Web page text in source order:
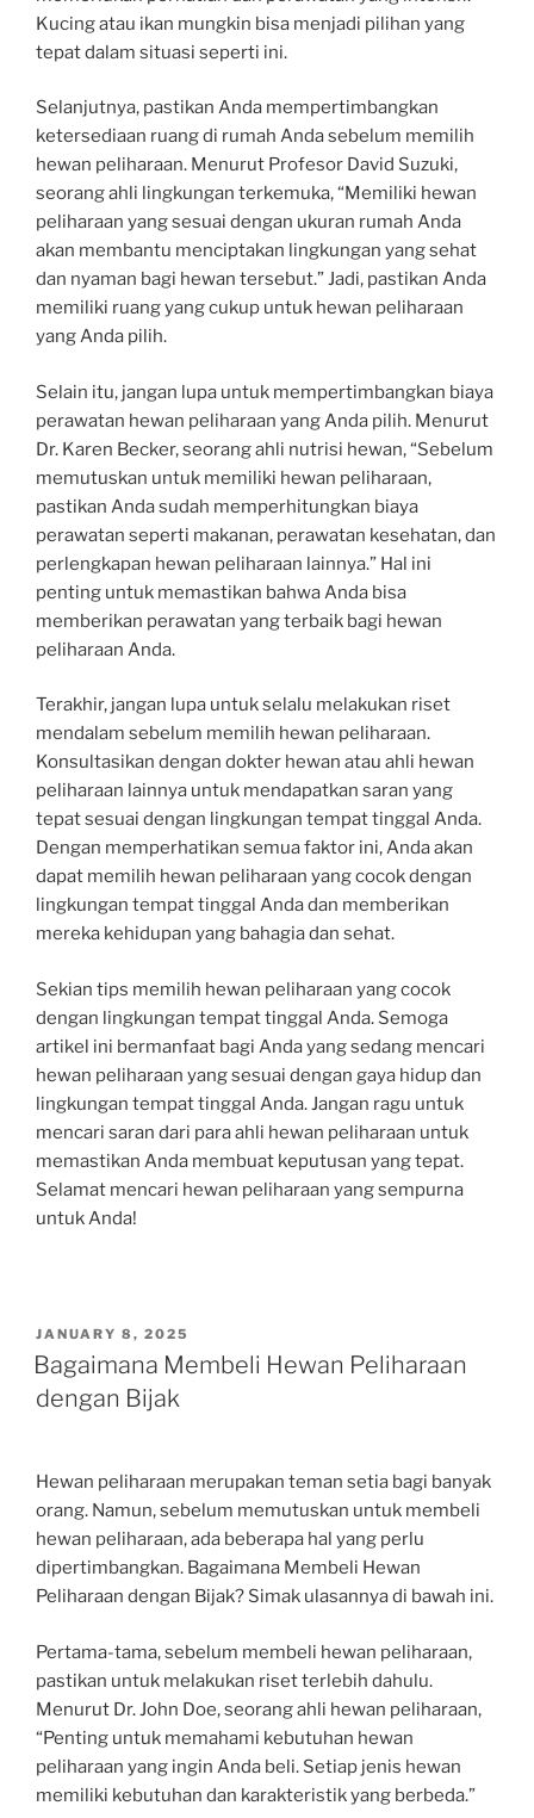
Kucing atau ikan mungkin bisa menjadi pilihan yang
tepat dalam situasi seperti ini.
Selanjutnya, pastikan Anda mempertimbangkan
ketersediaan ruang di rumah Anda sebelum memilih
hewan peliharaan. Menurut Profesor David Suzuki,
seorang ahli lingkungan terkemuka, “Memiliki hewan
peliharaan yang sesuai dengan ukuran rumah Anda
akan membantu menciptakan lingkungan yang sehat
dan nyaman bagi hewan tersebut.” Jadi, pastikan Anda
memiliki ruang yang cukup untuk hewan peliharaan
yang Anda pilih.
Selain itu, jangan lupa untuk mempertimbangkan biaya
perawatan hewan peliharaan yang Anda pilih. Menurut
Dr. Karen Becker, seorang ahli nutrisi hewan, “Sebelum
memutuskan untuk memiliki hewan peliharaan,
pastikan Anda sudah memperhitungkan biaya
perawatan seperti makanan, perawatan kesehatan, dan
perlengkapan hewan peliharaan lainnya.” Hal ini
penting untuk memastikan bahwa Anda bisa
memberikan perawatan yang terbaik bagi hewan
peliharaan Anda.
Terakhir, jangan lupa untuk selalu melakukan riset
mendalam sebelum memilih hewan peliharaan.
Konsultasikan dengan dokter hewan atau ahli hewan
peliharaan lainnya untuk mendapatkan saran yang
tepat sesuai dengan lingkungan tempat tinggal Anda.
Dengan memperhatikan semua faktor ini, Anda akan
dapat memilih hewan peliharaan yang cocok dengan
lingkungan tempat tinggal Anda dan memberikan
mereka kehidupan yang bahagia dan sehat.
Sekian tips memilih hewan peliharaan yang cocok
dengan lingkungan tempat tinggal Anda. Semoga
artikel ini bermanfaat bagi Anda yang sedang mencari
hewan peliharaan yang sesuai dengan gaya hidup dan
lingkungan tempat tinggal Anda. Jangan ragu untuk
mencari saran dari para ahli hewan peliharaan untuk
memastikan Anda membuat keputusan yang tepat.
Selamat mencari hewan peliharaan yang sempurna
untuk Anda!
POSTED
ON
JANUARY 8, 2025
Bagaimana Membeli Hewan Peliharaan
dengan Bijak
Hewan peliharaan merupakan teman setia bagi banyak
orang. Namun, sebelum memutuskan untuk membeli
hewan peliharaan, ada beberapa hal yang perlu
dipertimbangkan. Bagaimana Membeli Hewan
Peliharaan dengan Bijak? Simak ulasannya di bawah ini.
Pertama-tama, sebelum membeli hewan peliharaan,
pastikan untuk melakukan riset terlebih dahulu.
Menurut Dr. John Doe, seorang ahli hewan peliharaan,
“Penting untuk memahami kebutuhan hewan
peliharaan yang ingin Anda beli. Setiap jenis hewan
memiliki kebutuhan dan karakteristik yang berbeda.”